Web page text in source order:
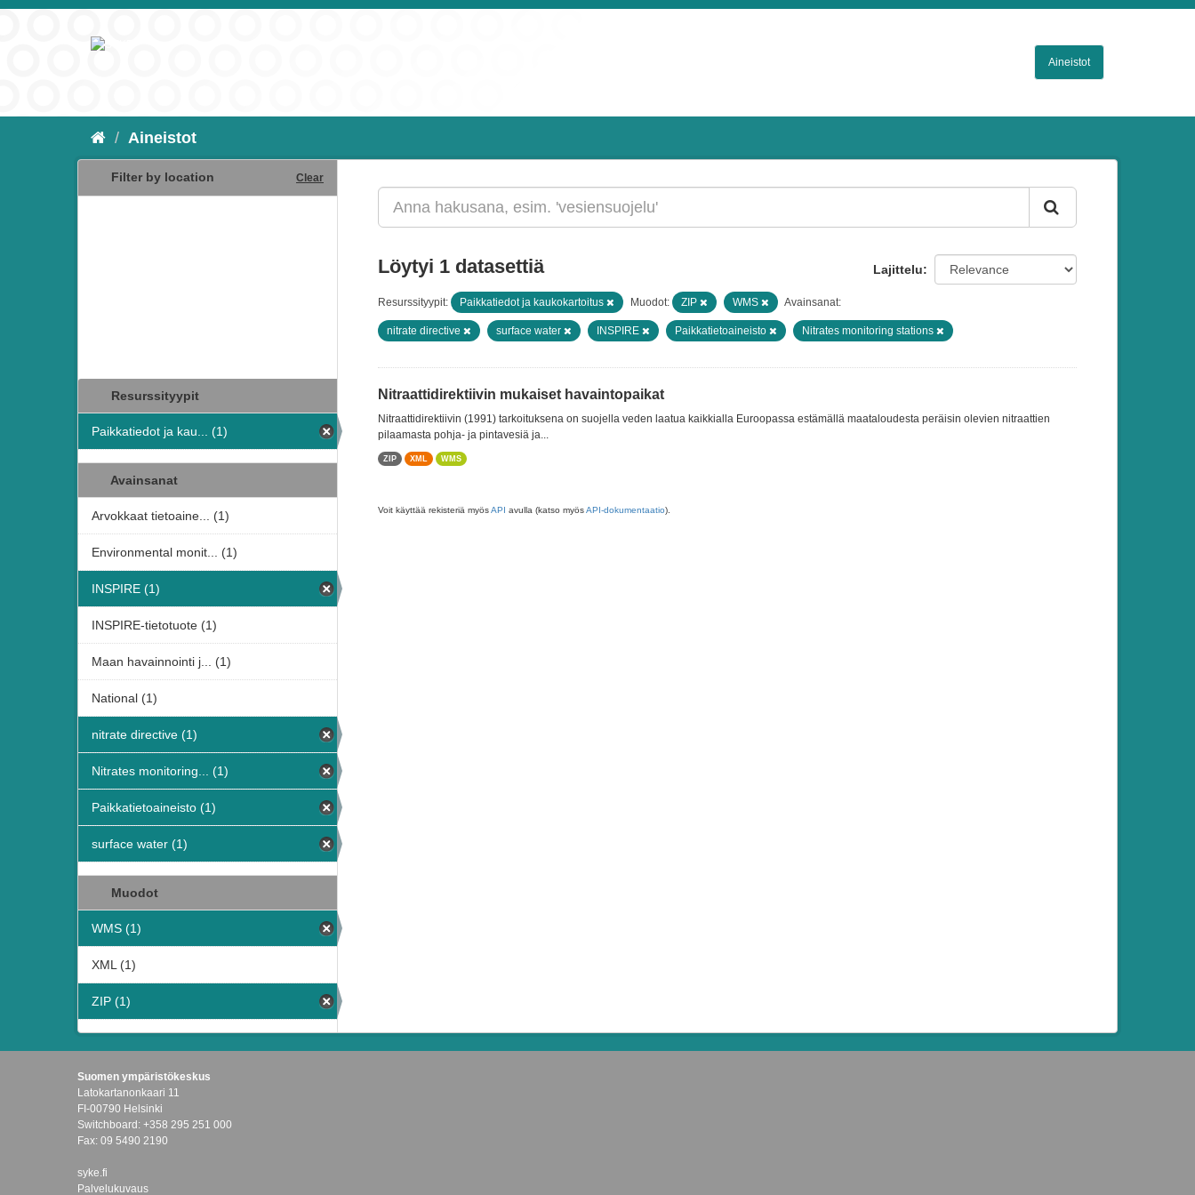
Aineistot
Aineistot
Filter by location Clear
Resurssityypit
Paikkatiedot ja kau... (1)
Avainsanat
Arvokkaat tietoaine... (1)
Environmental monit... (1)
INSPIRE (1)
INSPIRE-tietotuote (1)
Maan havainnointi j... (1)
National (1)
nitrate directive (1)
Nitrates monitoring... (1)
Paikkatietoaineisto (1)
surface water (1)
Muodot
WMS (1)
XML (1)
ZIP (1)
Lajittelu
Löytyi 1 datasettiä
Resurssityypit: Paikkatiedot ja kaukokartoitus Muodot: ZIP WMS Avainsanat:
nitrate directive surface water INSPIRE Paikkatietoaineisto Nitrates monitoring stations
Nitraattidirektiivin mukaiset havaintopaikat
Nitraattidirektiivin (1991) tarkoituksena on suojella veden laatua kaikkialla Euroopassa estämällä maataloudesta peräisin olevien nitraattien
pilaamasta pohja- ja pintavesiä ja...
ZIP XML WMS
Voit käyttää rekisteriä myösAPI avulla (katso myösAPI-dokumentaatio).
Suomen ympäristökeskus
Latokartanonkaari 11
FI-00790 Helsinki
Switchboard: +358 295 251 000
Fax: 09 5490 2190
syke.fi
Palvelukuvaus